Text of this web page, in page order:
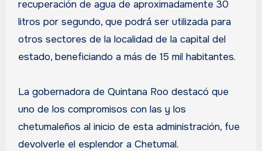
recuperación de agua de aproximadamente 30
litros por segundo, que podrá́ ser utilizada para
otros sectores de la localidad de la capital del
estado, beneficiando a más de 15 mil habitantes.
La gobernadora de Quintana Roo destacó que
uno de los compromisos con las y los
chetumaleños al inicio de esta administración, fue
devolverle el esplendor a Chetumal.